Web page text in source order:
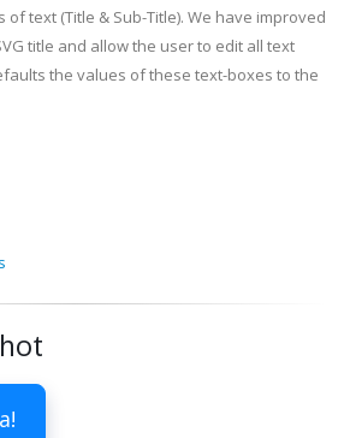
text (Title & Sub-Title). We have improved
title and allow the user to edit all text
the values of these text-boxes to the